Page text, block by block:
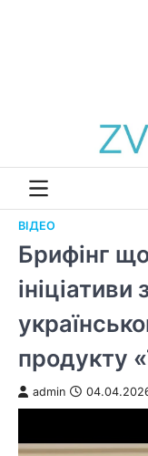
ВІДЕО
Брифінг
продукту
admin